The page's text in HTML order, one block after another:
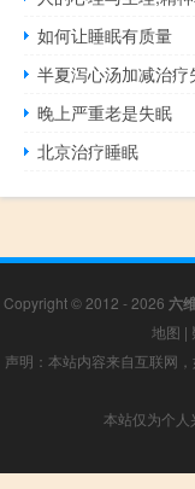
如何让睡眠有质量
半夏泻心汤加减治疗
晚上严重老是失眠
北京治疗睡眠
Copyright © 2012 - 2026 六
地图 |
声明：本站内容来自互联网
本站仅为个人